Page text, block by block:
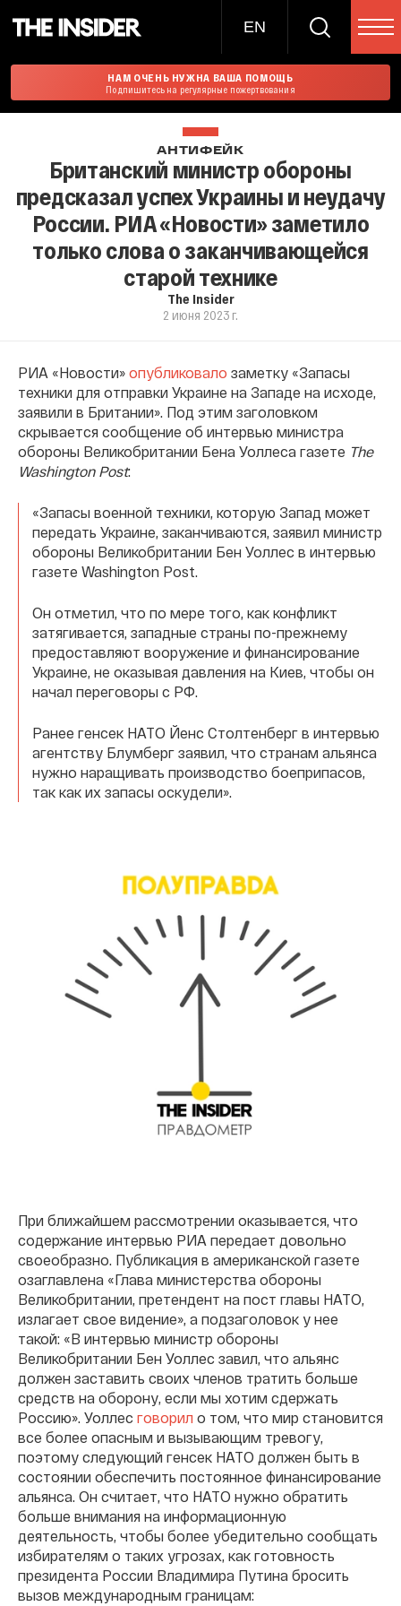
EN
НАМ ОЧЕНЬ НУЖНА ВАША ПОМОЩЬ
Подпишитесь на регулярные пожертвования
АНТИФЕЙК
Британский министр обороны
предсказал успех Украины и неудачу
России. РИА «Новости» заметило
только слова о заканчивающейся
старой технике
The Insider
2 июня 2023 г.
РИА «Новости» опубликовало заметку «Запасы
техники для отправки Украине на Западе на исходе,
заявили в Британии». Под этим заголовком
скрывается сообщение об интервью министра
обороны Великобритании Бена Уоллеса газете The
Washington Post:
«Запасы военной техники, которую Запад может
передать Украине, заканчиваются, заявил министр
обороны Великобритании Бен Уоллес в интервью
газете Washington Post.
Он отметил, что по мере того, как конфликт
затягивается, западные страны по-прежнему
предоставляют вооружение и финансирование
Украине, не оказывая давления на Киев, чтобы он
начал переговоры с РФ.
Ранее генсек НАТО Йенс Столтенберг в интервью
агентству Блумберг заявил, что странам альянса
нужно наращивать производство боеприпасов,
так как их запасы оскудели».
При ближайшем рассмотрении оказывается, что
содержание интервью РИА передает довольно
своеобразно. Публикация в американской газете
озаглавлена «Глава министерства обороны
Великобритании, претендент на пост главы НАТО,
излагает свое видение», а подзаголовок у нее
такой: «В интервью министр обороны
Великобритании Бен Уоллес завил, что альянс
должен заставить своих членов тратить больше
средств на оборону, если мы хотим сдержать
Россию». Уоллес говорил о том, что мир становится
все более опасным и вызывающим тревогу,
поэтому следующий генсек НАТО должен быть в
состоянии обеспечить постоянное финансирование
альянса. Он считает, что НАТО нужно обратить
больше внимания на информационную
деятельность, чтобы более убедительно сообщать
избирателям о таких угрозах, как готовность
президента России Владимира Путина бросить
вызов международным границам: